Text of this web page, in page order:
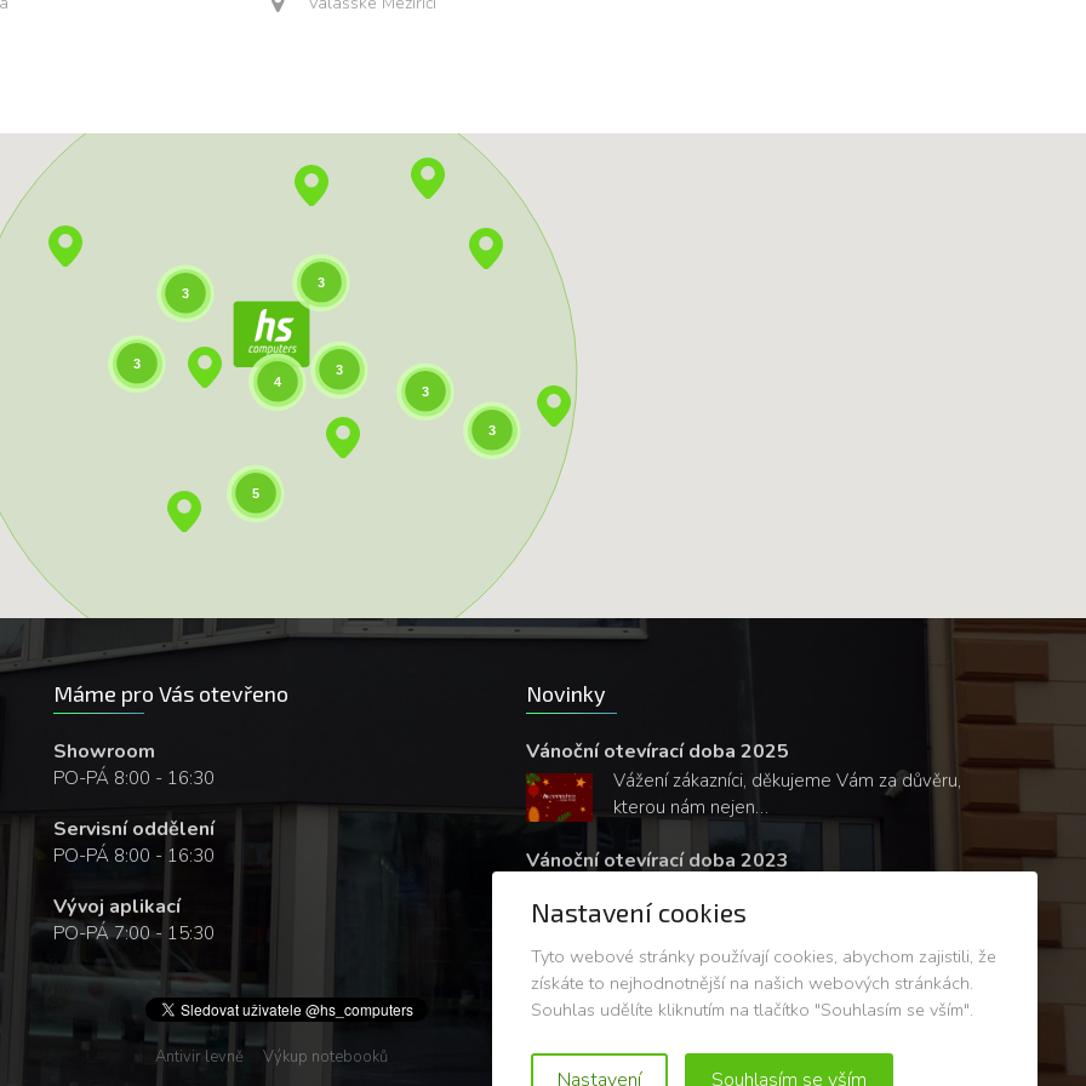
3
4
3
3
3
5
3
3
Máme pro Vás otevřeno
Showroom
PO-PÁ 8:00 - 16:30
Servisní oddělení
PO-PÁ 8:00 - 16:30
Vývoj aplikací
PO-PÁ 7:00 - 15:30
Novinky
Vánoční otevírací doba 2025
Vážení zákazníci, děkujeme Vám za důvěru,
kterou nám nejen…
Vánoční otevírací doba 2023
kterou nám nejen…
Antivir levně Výkup notebooků
Nastavení cookies
Tyto webové stránky používají cookies, abychom zajistili, že
získáte to nejhodnotnější na našich webových stránkách.
Souhlas udělíte kliknutím na tlačítko "Souhlasím se vším".
Nastavení Souhlasím se vším